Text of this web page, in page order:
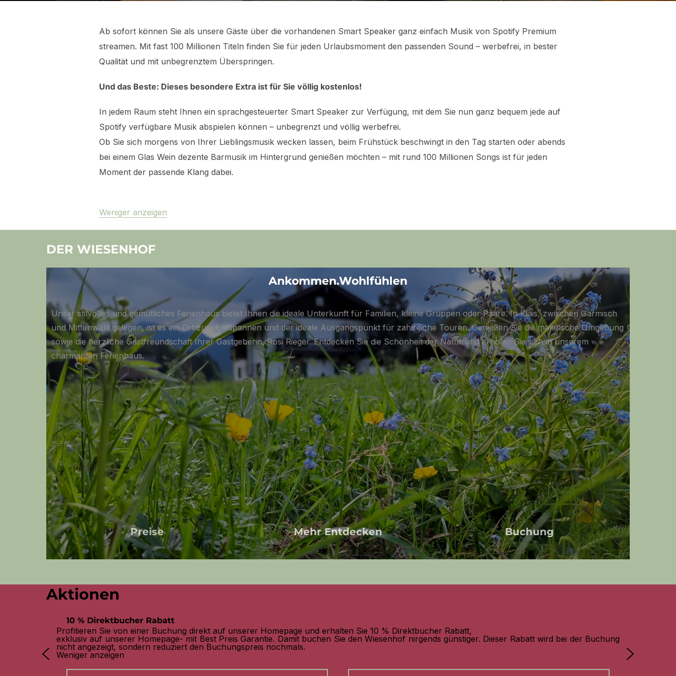
Ab sofort können Sie als unsere Gäste über die vorhandenen Smart Speaker ganz einfach Musik von Spotify Premium
streamen. Mit fast 100 Millionen Titeln finden Sie für jeden Urlaubsmoment den passenden Sound – werbefrei, in bester
Qualität und mit unbegrenztem Überspringen.
Und das Beste: Dieses besondere Extra ist für Sie völlig kostenlos!
In jedem Raum steht Ihnen ein sprachgesteuerter Smart Speaker zur Verfügung, mit dem Sie nun ganz bequem jede auf
Spotify verfügbare Musik abspielen können – unbegrenzt und völlig werbefrei.
Ob Sie sich morgens von Ihrer Lieblingsmusik wecken lassen, beim Frühstück beschwingt in den Tag starten oder abends
bei einem Glas Wein dezente Barmusik im Hintergrund genießen möchten – mit rund 100 Millionen Songs ist für jeden
Moment der passende Klang dabei.
Weniger anzeigen
DER WIESENHOF
Ankommen.Wohlfühlen
Preise Mehr Entdecken Buchung
Ankommen.Wohlfühlen
Unser stilvolles und gemütliches Ferienhaus bietet Ihnen die ideale Unterkunft für Familien, kleine Gruppen oder Paare. In Klais, zwischen Garmisch
und Mittenwald gelegen, ist es ein Ort zum Entspannen und der ideale Ausgangspunkt für zahlreiche Touren. Genießen Sie die malerische Umgebung
sowie die herzliche Gastfreundschaft Ihrer Gastgeberin, Rosi Rieger. Entdecken Sie die Schönheit der Natur und erholen Sie sich in unserem
charmanten Ferienhaus.
Aktionen
10 % Direktbucher Rabatt
Profitieren Sie von einer Buchung direkt auf unserer Homepage und erhalten Sie 10 % Direktbucher Rabatt,
exklusiv auf unserer Homepage- mit Best Preis Garantie. Damit buchen Sie den Wiesenhof nirgends günstiger. Dieser Rabatt wird bei der Buchung
nicht angezeigt, sondern reduziert den Buchungspreis nochmals.
Weniger anzeigen